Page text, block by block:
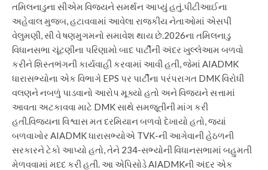
તમિલનાડુના સીએમ વિજયને સમર્થન આપ્યું હતું.પીટીઆઈના
અહેવાલ મુજબ, હટાવવામાં આવેલા રાજકીય નેતાઓમાં એસપી
વેલુમણી, સી વે ષણમુગમનો સમાવેશ થાય છે.2026ના તમિલનાડુ
વિધાનસભા ચૂંટણીના પરિણામો બાદ પાર્ટીની અંદર ખુલ્લેઆમ બળવો
કરીને શિસ્તભંગની કાર્યવાહી કરવામાં આવી હતી, જેમાં AIADMK
ધારાસભ્યોના એક વિભાગે EPS પર પાર્ટીના પરંપરાગત DMK વિરોધી
વલણને નબળું પાડવાનો આરોપ મૂક્યો હતો અને વિજયને સત્તામાં
આવતા અટકાવવા માટે DMK સાથે સમજૂતીની માંગ કરી
હતી.વિજયના વિશ્વાસ મત દરમિયાન બળવો દેખાયો હતો, જ્યાં
બળવાખોર AIADMK ધારાસભ્યોએ TVK-ની આગેવાની હેઠળની
સરકારને ટેકો આપ્યો હતો, તેને 234-સભ્યોની વિધાનસભામાં બહુમતી
મેળવવામાં મદદ કરી હતી. આ એપિસોડે AIADMKની અંદર એક